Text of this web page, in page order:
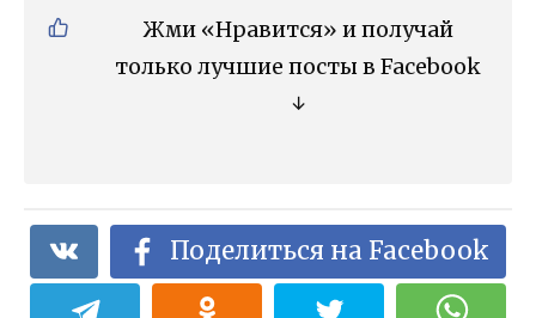
Жми «Нравится» и получай
только лучшие посты в Facebook
↓
Поделиться на Facebook